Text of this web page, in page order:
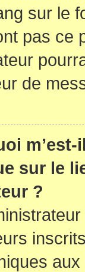
sur le
pas ce
de
sur le
?